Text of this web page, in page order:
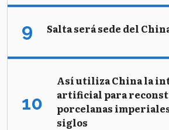
Salta será sede del
Así utiliza China la
artificial para
porcelanas
siglos